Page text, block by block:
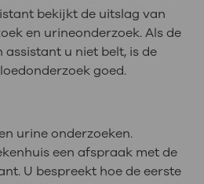
bekijkt de uitslag van
en urineonderzoek. Als de
u niet belt, is de
goed.
urine onderzoeken.
een afspraak met de
U bespreekt hoe de eerste